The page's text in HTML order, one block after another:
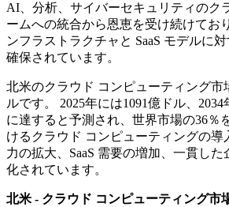
AI、分析、サイバーセキュリティのク
ームへの統合から恩恵を受け続けてお
ンフラストラクチャと SaaS モデルに
確保されています。
北米のクラウド コンピューティング市
ルです。 2025年には1091億ドル、
に達すると予測され、世界市場の36％
けるクラウド コンピューティングの導
力の拡大、SaaS 需要の増加、一貫し
化されています。
北米 - クラウド コンピューティング市